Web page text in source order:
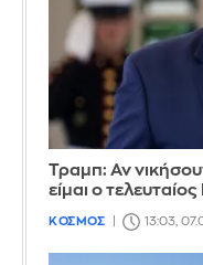
Τραμπ: Αν
είμαι ο
ΚΟΣΜΟΣ 13:03,